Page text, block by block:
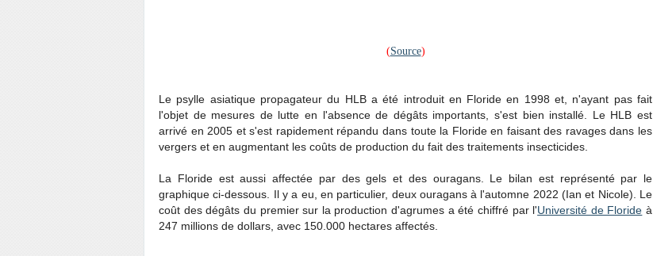
(Source)
Le psylle asiatique propagateur du HLB a été introduit en Floride en 1998 et, n'ayant pas fait
l'objet de mesures de lutte en l'absence de dégâts importants, s'est bien installé. Le HLB est
arrivé en 2005 et s'est rapidement répandu dans toute la Floride en faisant des ravages dans les
vergers et en augmentant les coûts de production du fait des traitements insecticides.
La Floride est aussi affectée par des gels et des ouragans. Le bilan est représenté par le
graphique ci-dessous. Il y a eu, en particulier, deux ouragans à l'automne 2022 (Ian et Nicole). Le
coût des dégâts du premier sur la production d'agrumes a été chiffré par l'Université de Floride à
247 millions de dollars, avec 150.000 hectares affectés.